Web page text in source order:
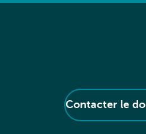
Contacter le